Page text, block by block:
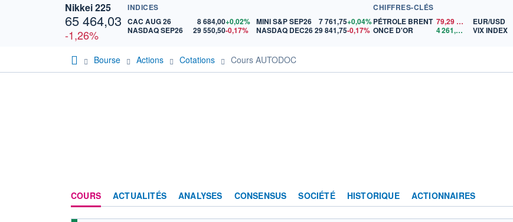
Nikkei 225
65 464,03
-1,26%
INDICES
CAC AUG 26
8 684,00+0,02%
NASDAQ SEP26
29 550,50-0,17%
MINI S&P SEP26 7 761,75+0,04%
NASDAQ DEC2629 841,75-0,17%
CHIFFRES-CLÉS
PÉTROLE BRENT 79,29
ONCE D'OR
4 261,69 $US
EUR/USD
VIX INDEX
Bourse Actions Cotations Cours AUTODOC
COURS ACTUALITÉS ANALYSES CONSENSUS SOCIÉTÉ HISTORIQUE ACTIONNAIRES